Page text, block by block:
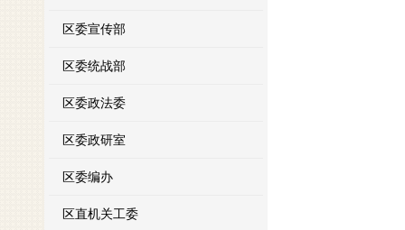
区委宣传部
区委统战部
区委政法委
区委政研室
区委编办
区直机关工委